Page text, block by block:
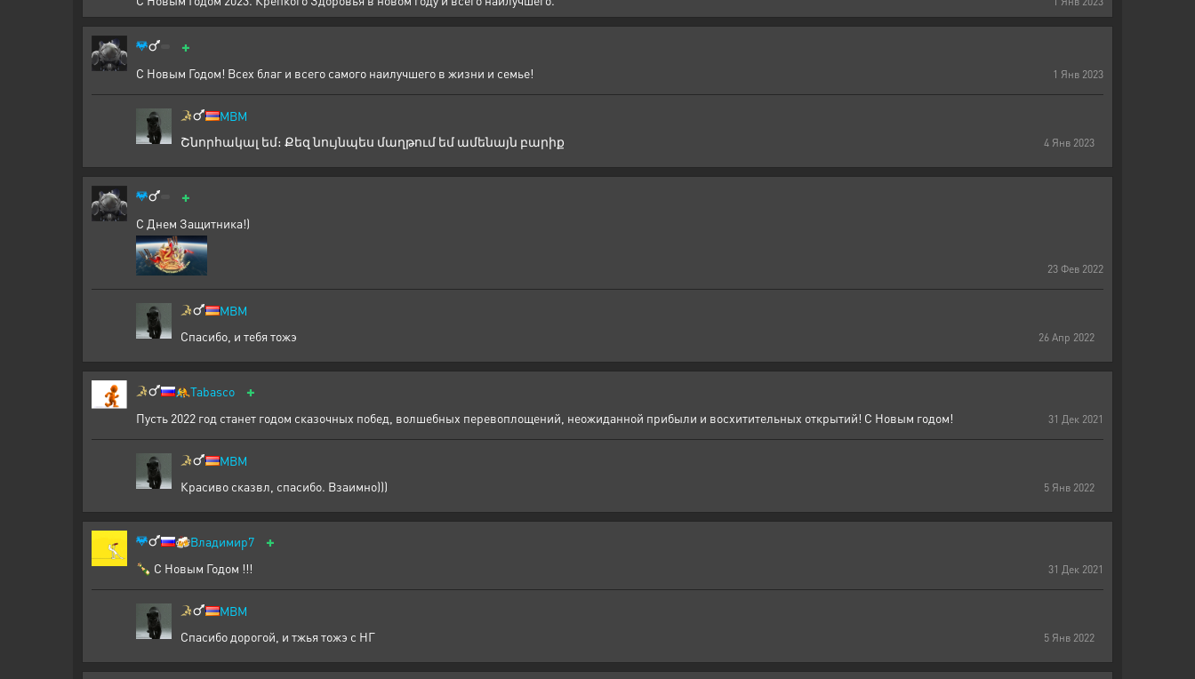
1 Янв 2023
+
С Новым Годом! Всех благ и всего самого наилучшего в жизни и семье!
4 Янв 2023
MBM
Շնորհակալ եմ։ Քեզ նույնպես մաղթում եմ ամենայն բարիք
23 Фев 2022
+
С Днем Защитника!)
26 Апр 2022
MBM
Спасибо, и тебя тожэ
31 Дек 2021
🤼Tabasco +
Пусть 2022 год станет годом сказочных побед, волшебных перевоплощений, неожиданной прибыли и восхитительных открытий! С Новым годом!
5 Янв 2022
MBM
Красиво сказвл, спасибо. Взаимно)))
31 Дек 2021
🍻Владимир7 +
🍾 С Новым Годом !!!
5 Янв 2022
MBM
Спасибо дорогой, и тжья тожэ с НГ